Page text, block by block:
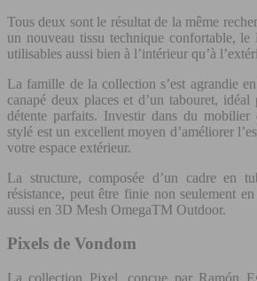
Tous deux sont le résultat de la même
un nouveau tissu technique confortable,
utilisables aussi bien à l’intérieur qu’à
La famille de la collection s’est agrandie
canapé deux places et d’un tabouret,
détente parfaits. Investir dans du mobilier
stylé est un excellent moyen d’améliorer
votre espace extérieur.
La structure, composée d’un cadre en
résistance, peut être finie non seulement
aussi en 3D Mesh OmegaTM Outdoor.
Pixels de Vondom
La collection Pixel, conçue par Ramón